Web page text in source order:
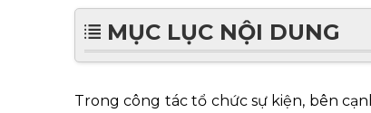
MỤC LỤC NỘI DUNG
Trong công tác tổ chức sự kiện, bên